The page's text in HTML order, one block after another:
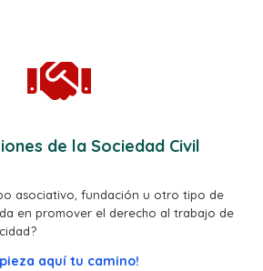
de la Sociedad Civil
asociativo, fundación u otro tipo de
en promover el derecho al trabajo de
aquí tu camino!